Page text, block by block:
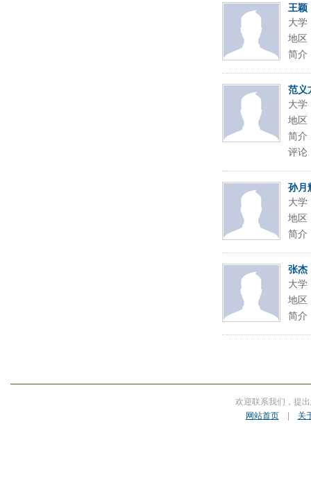
王颖
大学
地区
简介
范义
大学
地区
简介
评论
孙月
大学
地区
简介
张杰
大学
地区
简介
欢迎联系我们，提
网站首页| 关